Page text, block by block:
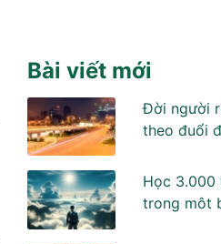
Bài viết mới
Đời người
theo đuổi
Học 3.000
trong môt